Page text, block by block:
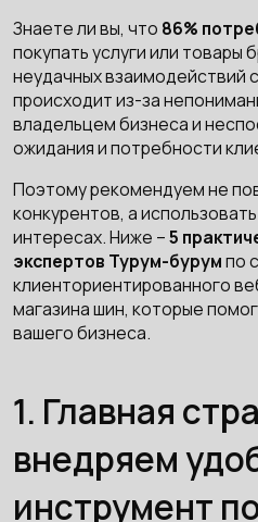
Знаете ли вы, что 86%
покупать услуги или товары
неудачных взаимодействий
происходит из-за
владельцем бизнеса и
ожидания и потребности
Поэтому рекомендуем не
конкурентов, а
интересах. Ниже –5
экспертов Турум-бурумпо
клиенториентированного
магазина шин, которые
вашего бизнеса.
1. Главная
внедряем
инструмент